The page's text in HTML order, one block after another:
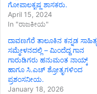
ಗೋಪಾಲಕೃಷ್ಣ ಶಾಸಕರು.
April 15, 2024
In "ರಾಜಕೀಯ"
ದಾವಣಗೆರೆ ತಾಲೂಕಿನ ಕನ್ನಡ ಸಾಹಿತ್ಯ
ಸಮ್ಮೇಳನದಲ್ಲಿ – ಮಿಂದೆದ್ದ ಗಾನ
ಗಾರುಡಿಗರು ಹನುಮಂತ ನಾಯ್ಕ್
ಹಾಗೂ ಸಿ.ಎಚ್ ಶ್ರೋತೃಗಳಿಂದ
ಪ್ರಶಂಸನೀಯ.
January 18, 2026